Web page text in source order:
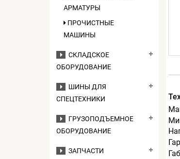
АРМАТУРЫ
ПРОЧИСТНЫЕ
МАШИНЫ
СКЛАДСКОЕ
ОБОРУДОВАНИЕ
ШИНЫ ДЛЯ
СПЕЦТЕХНИКИ
ГРУЗОПОДЪЕМНОЕ
ОБОРУДОВАНИЕ
ЗАПЧАСТИ